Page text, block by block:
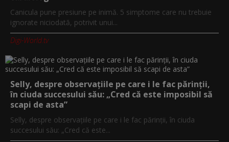
Canicula pune presiune pe inimă. 5 simptome care nu trebuie
ignorate niciodată, potrivit unui...
Digi-World.tv
Selly, despre observațiile pe care i le fac părinții,
în ciuda succesului său: „Cred că este imposibil să
scapi de asta”
Selly, despre observațiile pe care i le fac părinții, în ciuda
succesului său: „Cred că este...